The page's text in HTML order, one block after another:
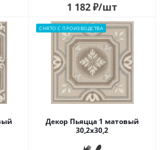
1 182₽/шт
СНЯТО С ПРОИЗВОДСТВА
Декор Пьяцца 1 матовый
30,2x30,2